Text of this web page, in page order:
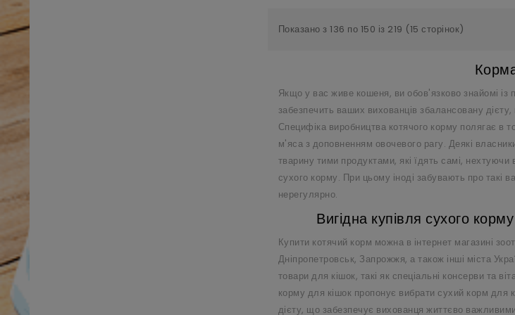
Показано з 136 по 150 із 219 (15 сторінок)
Якщо у вас живе кошеня, ви обов'язково знайомі
забезпечить ваших вихованців збалансовану
Специфіка виробництва котячого корму полягає в
м'яса з доповненням овочевого рагу. Деякі
тварину тими продуктами, які їдять самі,
сухого корму. При цьому іноді забувають про такі
нерегулярно.
Вигідна купівля сухого
Купити котячий корм можна в інтернет магазині
Дніпропетровськ, Запрожжя, а також інші міста
товари для кішок, такі як спеціальні консерви та
корму для кішок пропонує вибрати сухий корм для
дієту, що забезпечує вихованця життєво